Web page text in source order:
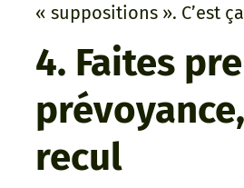
« suppositions ». C’est
4. Faites
recul